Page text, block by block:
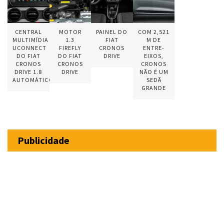
CENTRAL
MULTIMÍDIA
UCONNECT
DO FIAT
CRONOS
DRIVE 1.8
AUTOMÁTICO
MOTOR
1.3
FIREFLY
DO FIAT
CRONOS
DRIVE
PAINEL DO
FIAT
CRONOS
DRIVE
COM 2,521
M DE
ENTRE-
EIXOS,
CRONOS
NÃO É UM
SEDÃ
GRANDE
Publicidade